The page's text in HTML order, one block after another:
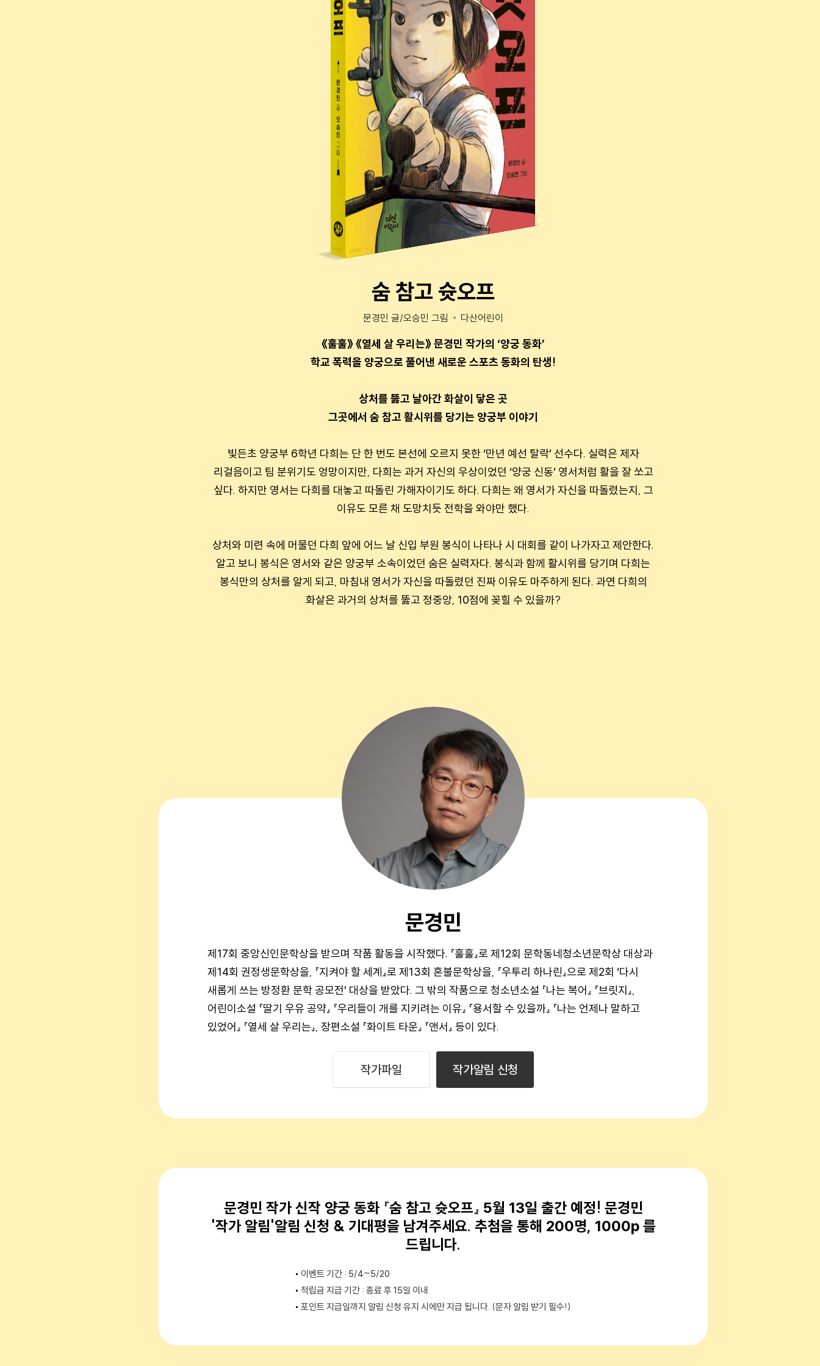
숨 참고 슛오프
문경민 글/오승민 그림 다산어린이
《훌훌》 《열세 살 우리는》 문경민 작가의 ‘양궁 동화’
학교 폭력을 양궁으로 풀어낸 새로운 스포츠 동화의 탄생!
상처를 뚫고 날아간 화살이 닿은 곳
그곳에서 숨 참고 활시위를 당기는 양궁부 이야기
빛든초 양궁부 6학년 다희는 단 한 번도 본선에 오르지 못한 ‘만년 예선 탈락’ 선수다. 실력은 제자
리걸음이고 팀 분위기도 엉망이지만, 다희는 과거 자신의 우상이었던 ‘양궁 신동’ 영서처럼 활을 잘 쏘고
싶다. 하지만 영서는 다희를 대놓고 따돌린 가해자이기도 하다. 다희는 왜 영서가 자신을 따돌렸는지, 그
이유도 모른 채 도망치듯 전학을 와야만 했다.
상처와 미련 속에 머물던 다희 앞에 어느 날 신입 부원 봉식이 나타나 시 대회를 같이 나가자고 제안한다.
알고 보니 봉식은 영서와 같은 양궁부 소속이었던 숨은 실력자다. 봉식과 함께 활시위를 당기며 다희는
봉식만의 상처를 알게 되고, 마침내 영서가 자신을 따돌렸던 진짜 이유도 마주하게 된다. 과연 다희의
화살은 과거의 상처를 뚫고 정중앙, 10점에 꽂힐 수 있을까?
문경민
제17회 중앙신인문학상을 받으며 작품 활동을 시작했다. 『훌훌』로 제12회 문학동네청소년문학상 대상과
제14회 권정생문학상을, 『지켜야 할 세계』로 제13회 혼불문학상을, 『우투리 하나린』으로 제2회 ‘다시
새롭게 쓰는 방정환 문학 공모전’ 대상을 받았다. 그 밖의 작품으로 청소년소설 『나는 복어』 『브릿지』,
어린이소설 『딸기 우유 공약』 『우리들이 개를 지키려는 이유』 『용서할 수 있을까』 『나는 언제나 말하고
있었어』 『열세 살 우리는』, 장편소설 『화이트 타운』 『앤서』 등이 있다.
작가파일 작가알림 신청
문경민 작가 신작 양궁 동화 『숨 참고 슛오프』 5월 13일 출간 예정! 문경민
'작가 알림'알림 신청 & 기대평을 남겨주세요. 추첨을 통해 200명, 1000p 를
드립니다.
이벤트 기간 : 5/4~5/20
적립금 지급 기간 : 종료 후 15일 이내
포인트 지급일까지 알림 신청 유지 시에만 지급 됩니다. (문자 알림 받기 필수!)